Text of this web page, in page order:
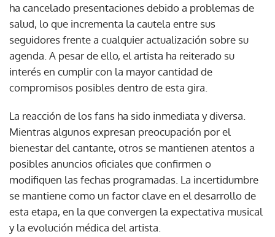
ha cancelado presentaciones debido a problemas de
salud, lo que incrementa la cautela entre sus
seguidores frente a cualquier actualización sobre su
agenda. A pesar de ello, el artista ha reiterado su
interés en cumplir con la mayor cantidad de
compromisos posibles dentro de esta gira.
La reacción de los fans ha sido inmediata y diversa.
Mientras algunos expresan preocupación por el
bienestar del cantante, otros se mantienen atentos a
posibles anuncios oficiales que confirmen o
modifiquen las fechas programadas. La incertidumbre
se mantiene como un factor clave en el desarrollo de
esta etapa, en la que convergen la expectativa musical
y la evolución médica del artista.